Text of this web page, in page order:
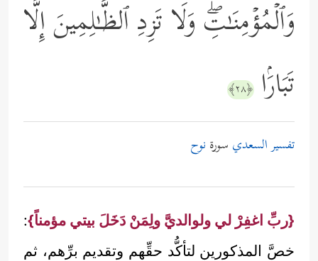
وَٱلۡمُؤۡمِنَـٰتِۖ وَلَا تَزِدِ ٱلظَّـٰلِمِینَ إِلَّا
تَبَارَۢا ﴿٢٨﴾
تفسير السعدي سورة نوح
{ربِّ اغفِرْ لي ولوالديَّ ولِمَنْ دَخَلَ بيتي مؤمناً}:
خصَّ المذكورين لتأكُّد حقِّهم وتقديم برِّهم، ثم